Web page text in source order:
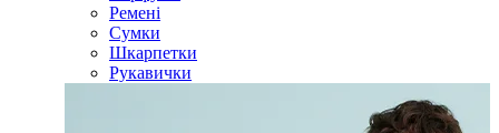
Ремені
Сумки
Шкарпетки
Рукавички